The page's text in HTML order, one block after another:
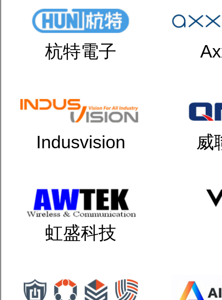
杭特電子
Indusvision 威
虹盛科技